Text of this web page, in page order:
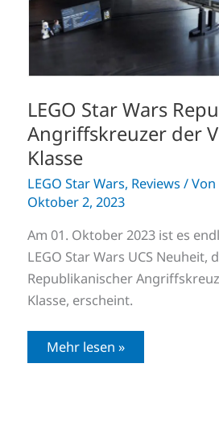
LEGO Star Wars
Angriffskreuzer der
Klasse
LEGO Star Wars, Reviews / Von
Oktober 2, 2023
Am 01. Oktober 2023 ist es
LEGO Star Wars UCS Neuheit,
Republikanischer
Klasse, erscheint.
Mehr lesen »